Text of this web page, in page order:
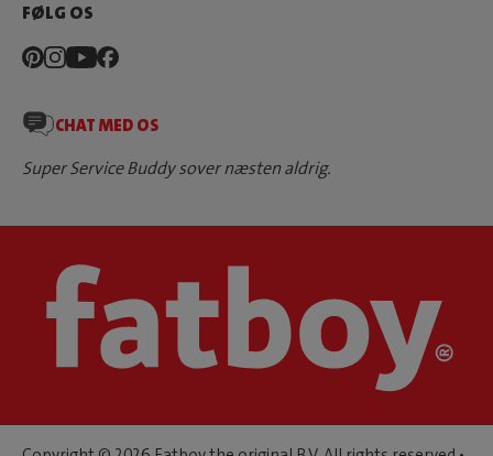
FØLG OS
CHAT MED OS
Super Service Buddy sover næsten aldrig.